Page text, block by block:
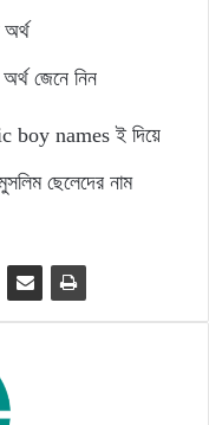
অর্থ
জেনে নিন
boy names ই দিয়ে
ছেলেদের নাম